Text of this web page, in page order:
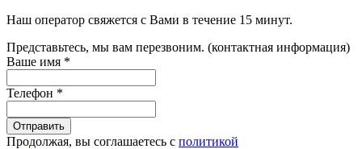
Наш оператор свяжется с Вами в течение 15 минут.
Представьтесь, мы вам перезвоним. (контактная информация)
Ваше имя *
Телефон *
Продолжая, вы соглашаетесь с политикой